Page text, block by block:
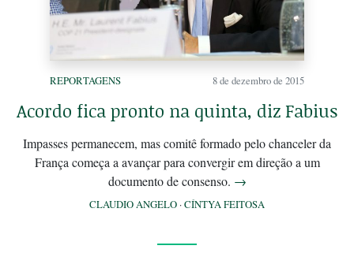
REPORTAGENS 8 de dezembro de 2015
Acordo fica pronto na quinta, diz Fabius
Impasses permanecem, mas comitê formado pelo chanceler da
França começa a avançar para convergir em direção a um
documento de consenso. →
CLAUDIO ANGELO ·CÍNTYA FEITOSA